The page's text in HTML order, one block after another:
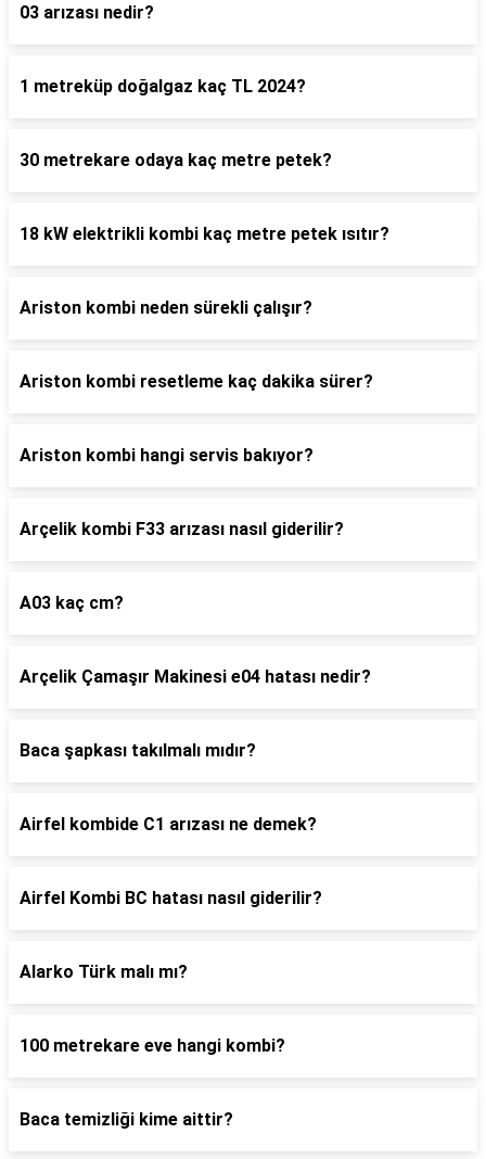
03 arızası nedir?
1 metreküp doğalgaz kaç TL 2024?
30 metrekare odaya kaç metre petek?
18 kW elektrikli kombi kaç metre petek ısıtır?
Ariston kombi neden sürekli çalışır?
Ariston kombi resetleme kaç dakika sürer?
Ariston kombi hangi servis bakıyor?
Arçelik kombi F33 arızası nasıl giderilir?
A03 kaç cm?
Arçelik Çamaşır Makinesi e04 hatası nedir?
Baca şapkası takılmalı mıdır?
Airfel kombide C1 arızası ne demek?
Airfel Kombi BC hatası nasıl giderilir?
Alarko Türk malı mı?
100 metrekare eve hangi kombi?
Baca temizliği kime aittir?